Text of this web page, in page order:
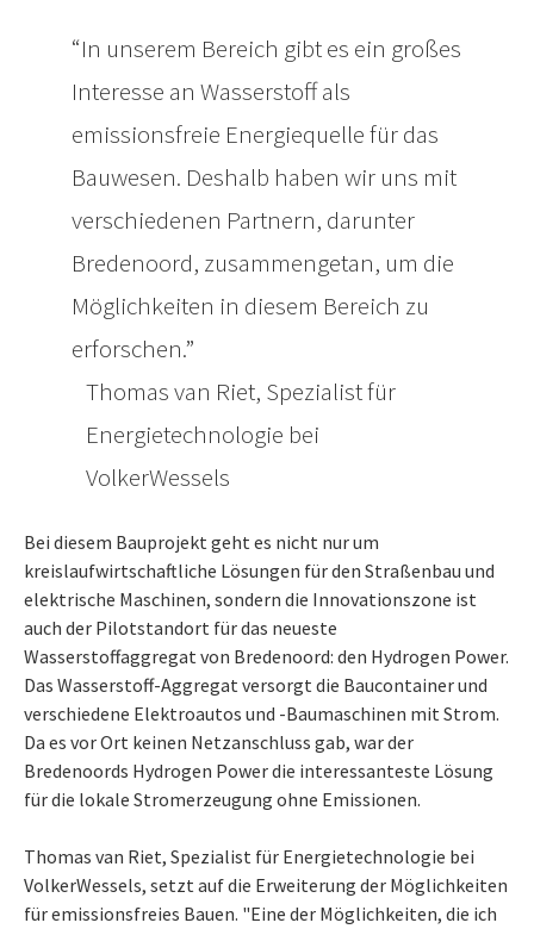
In unserem Bereich gibt es ein großes
Interesse an Wasserstoff als
emissionsfreie Energiequelle für das
Bauwesen. Deshalb haben wir uns mit
verschiedenen Partnern, darunter
Bredenoord, zusammengetan, um die
Möglichkeiten in diesem Bereich zu
erforschen.
Thomas van Riet, Spezialist für
Energietechnologie bei
VolkerWessels
Bei diesem Bauprojekt geht es nicht nur um
kreislaufwirtschaftliche Lösungen für den Straßenbau und
elektrische Maschinen, sondern die Innovationszone ist
auch der Pilotstandort für das neueste
Wasserstoffaggregat von Bredenoord: den Hydrogen Power.
Das Wasserstoff-Aggregat versorgt die Baucontainer und
verschiedene Elektroautos und -Baumaschinen mit Strom.
Da es vor Ort keinen Netzanschluss gab, war der
Bredenoords Hydrogen Power die interessanteste Lösung
für die lokale Stromerzeugung ohne Emissionen.
Thomas van Riet, Spezialist für Energietechnologie bei
VolkerWessels, setzt auf die Erweiterung der Möglichkeiten
für emissionsfreies Bauen. "Eine der Möglichkeiten, die ich